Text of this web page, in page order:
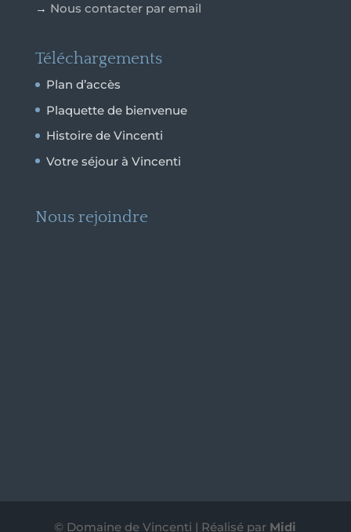
→ Nous contacter par email
Téléchargements
Plan d’accès
Plaquette de bienvenue
Histoire de Vincenti
Votre séjour à Vincenti
Nous rejoindre
© Domaine de Vincenti | Réalisé par Midi